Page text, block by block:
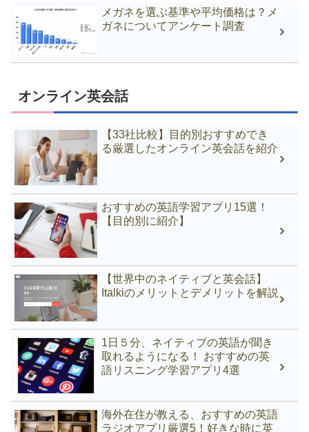
メガネを選ぶ基準や平均価格は？メ
ガネについてアンケート調査
オンライン英会話
【33社比較】目的別おすすめでき
る厳選したオンライン英会話を紹介
おすすめの英語学習アプリ15選！
【目的別に紹介】
【世界中のネイティブと英会話】
Italkiのメリットとデメリットを解説
1日５分、ネイティブの英語が聞き
取れるようになる！ おすすめの英
語リスニング学習アプリ4選
海外在住が教える、おすすめの英語
ラジオアプリ厳選5！好きな時に英